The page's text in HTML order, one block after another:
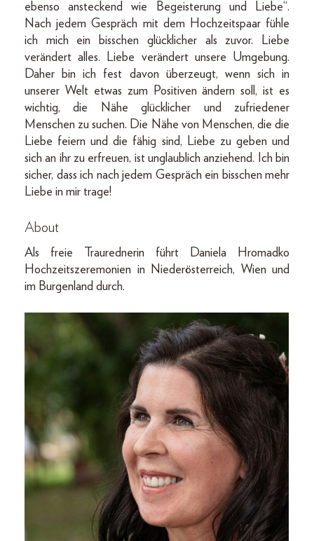
ebenso ansteckend wie Begeisterung und Liebe“.
Nach jedem Gespräch mit dem Hochzeitspaar fühle
ich mich ein bisschen glücklicher als zuvor. Liebe
verändert alles. Liebe verändert unsere Umgebung.
Daher bin ich fest davon überzeugt, wenn sich in
unserer Welt etwas zum Positiven ändern soll, ist es
wichtig, die Nähe glücklicher und zufriedener
Menschen zu suchen. Die Nähe von Menschen, die die
Liebe feiern und die fähig sind, Liebe zu geben und
sich an ihr zu erfreuen, ist unglaublich anziehend. Ich bin
sicher, dass ich nach jedem Gespräch ein bisschen mehr
Liebe in mir trage!
About
Als freie Traurednerin führt Daniela Hromadko
Hochzeitszeremonien in Niederösterreich, Wien und
im Burgenland durch.